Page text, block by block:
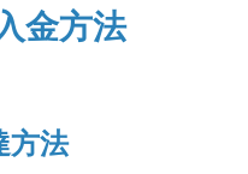
金方法
方法